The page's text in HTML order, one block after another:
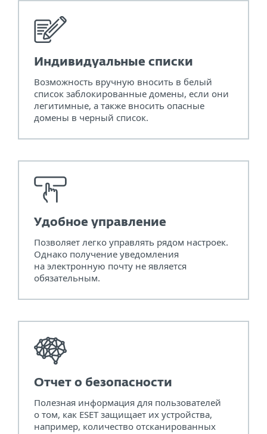
Индивидуальные списки
Возможность вручную вносить в белый
список заблокированные домены, если они
легитимные, а также вносить опасные
домены в черный список.
Удобное управление
Позволяет легко управлять рядом настроек.
Однако получение уведомления
на электронную почту не является
обязательным.
Отчет о безопасности
Полезная информация для пользователей
о том, как ESET защищает их устройства,
например, количество отсканированных